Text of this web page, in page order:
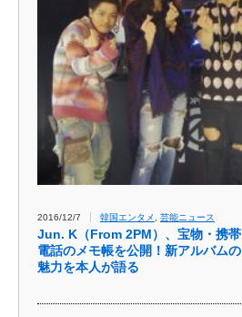
2016/12/7 韓国エンタメ , 芸能ニュース
Jun. K（From 2PM）、宝物・携帯
電話のメモ帳を公開！新アルバムの
魅力を本人が語る